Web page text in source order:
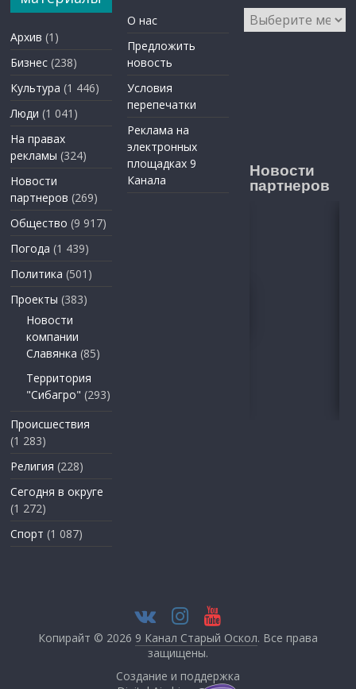
Архив (1)
Бизнес (238)
Культура (1 446)
Люди (1 041)
На правах
рекламы (324)
Новости
партнеров (269)
Общество (9 917)
Погода (1 439)
Политика (501)
Проекты (383)
Новости
компании
Славянка (85)
Территория
"Сибагро" (293)
Происшествия
(1 283)
Религия (228)
Сегодня в округе
(1 272)
Спорт (1 087)
О нас
Предложить
новость
Условия
перепечатки
Реклама на
электронных
площадках 9
Канала
Архивы
Новости
партнеров
Копирайт © 2026 9 Канал Старый Оскол. Все права
защищены.
Создание и поддержка